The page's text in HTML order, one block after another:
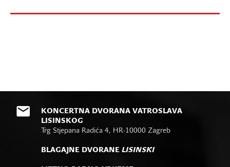
KONCERTNA DVORANA VATROSLAVA
LISINSKOG
Trg Stjepana Radića 4, HR-10000 Zagreb
BLAGAJNE DVORANE LISINSKI